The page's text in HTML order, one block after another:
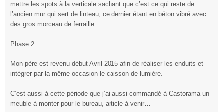
mettre les spots à la verticale sachant que c’est ce qui reste de
l’ancien mur qui sert de linteau, ce dernier étant en béton vibré avec
des gros morceau de ferraille.
Phase 2
Mon père est revenu début Avril 2015 afin de réaliser les enduits et
intégrer par la même occasion le caisson de lumière.
C’est aussi à cette période que j’ai aussi commandé à Castorama un
meuble à monter pour le bureau, article à venir…